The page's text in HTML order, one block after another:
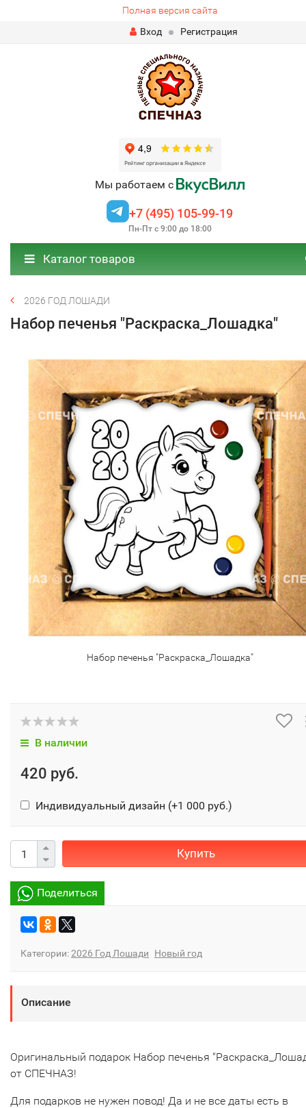
Полная версия сайта
Вход
Регистрация
Мы работаем с
+7 (495) 105-99-19
Пн-Пт с 9:00 до 18:00
Каталог товаров
2026 ГОД ЛОШАДИ
Набор печенья "Раскраска_Лошадка"
Набор печенья "Раскраска_Лошадка"
В наличии
420 руб.
Индивидуальный дизайн (+1 000 руб.)
Купить
Поделиться
Категории:2026 Год Лошади Новый год
Описание
Оригинальный подарок Набор печенья
от СПЕЧНАЗ!
Для подарков не нужен повод! Да и не все даты есть в